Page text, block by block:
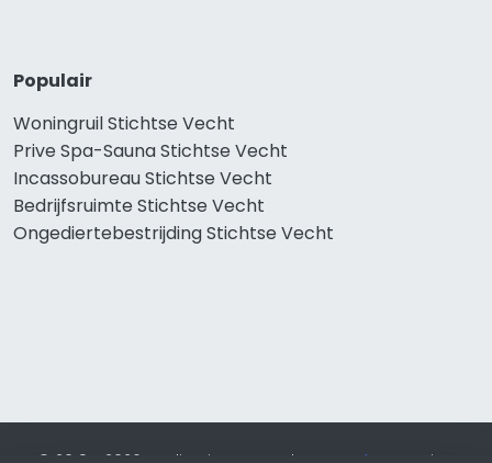
Populair
Woningruil Stichtse Vecht
Prive Spa-Sauna Stichtse Vecht
Incassobureau Stichtse Vecht
Bedrijfsruimte Stichtse Vecht
Ongediertebestrijding Stichtse Vecht